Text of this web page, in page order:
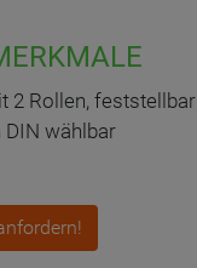
2 Rollen, feststellbar
DIN wählbar